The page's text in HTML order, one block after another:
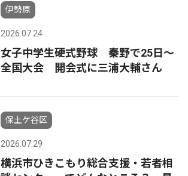
伊勢原
2026.07.24
女子中学生硬式野球 秦野で25日〜
全国大会 開会式に三浦大輔さん
保土ケ谷区
2026.07.29
横浜市ひきこもり総合支援・若者相